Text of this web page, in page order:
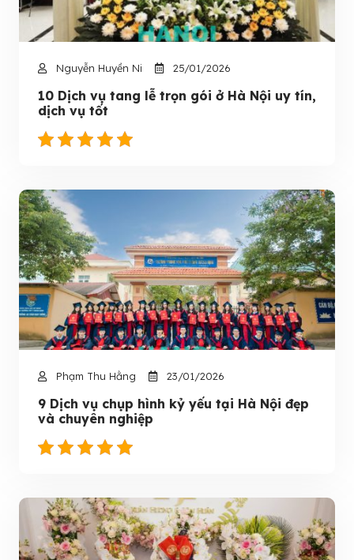
Nguyễn Huyền Ni 25/01/2026
10 Dịch vụ tang lễ trọn gói ở Hà Nội uy tín,
dịch vụ tốt
Phạm Thu Hằng 23/01/2026
9 Dịch vụ chụp hình kỷ yếu tại Hà Nội đẹp
và chuyên nghiệp